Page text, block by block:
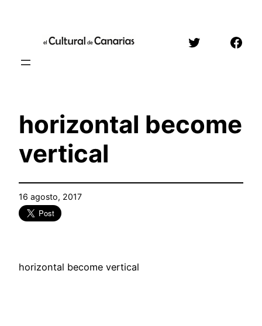
contenido
Twitter
horizontal become
vertical
16 agosto, 2017
horizontal become vertical